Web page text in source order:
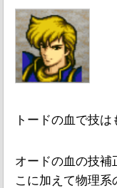
トードの血で技は
オードの血の技補
こに加えて物理